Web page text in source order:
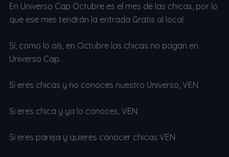
En Universo Cap Octubre es el mes de las chicas, por lo
que ese mes tendrán la entrada Gratis al local.
Sí, como lo oís, en Octubre las chicas no pagan en
Universo Cap.
Si eres chicas y no conoces nuestro Universo, VEN
Si eres chica y ya lo conoces, VEN
Si eres pareja y quieres conocer chicas VEN